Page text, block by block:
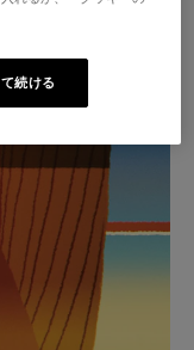
ョン
う究極の
しょう
続ける